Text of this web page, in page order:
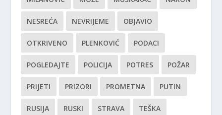
NESREĆA NEVRIJEME OBJAVIO
OTKRIVENO PLENKOVIĆ PODACI
POGLEDAJTE POLICIJA POTRES POŽAR
PRIJETI PRIZORI PROMETNA PUTIN
RUSIJA RUSKI STRAVA TEŠKA